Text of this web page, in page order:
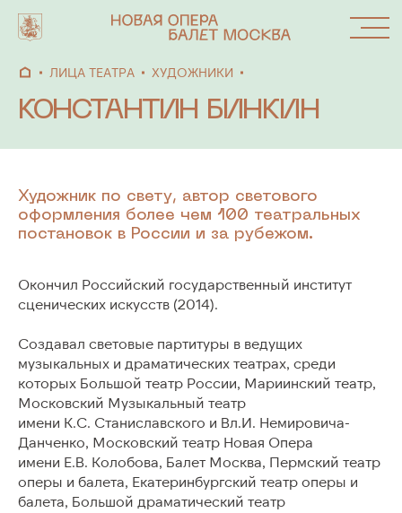
СПЕКТАКЛИ
АБОНЕМЕНТЫ
ОКНО
ФЕСТИВАЛИ
И ПРОЕКТЫ
О ТЕАТРЕ
ЛИЦА ТЕАТРА
ПРЕСС-ЦЕНТР
ЛИЦА ТЕАТРА ХУДОЖНИКИ
КОНСТАНТИН БИНКИН
Художник по свету, автор светового
оформления более чем 100 театральных
постановок в России и за рубежом.
Окончил Российский государственный институт
сценических искусств (2014).
Создавал световые партитуры в ведущих
музыкальных и драматических театрах, среди
которых Большой театр России, Мариинский театр,
Московский Музыкальный театр
имени К.С. Станиславского и Вл.И. Немировича-
Данченко, Московский театр Новая Опера
имени Е.В. Колобова, Балет Москва, Пермский театр
оперы и балета, Екатеринбургский театр оперы и
балета, Большой драматический театр